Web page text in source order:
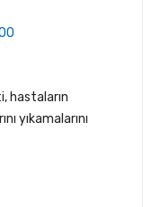
hastaların
yıkamalarını